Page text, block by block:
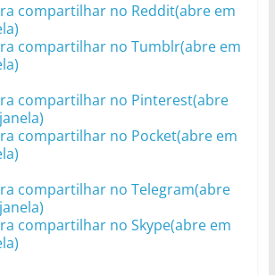
compartilhar no Reddit(abre em
compartilhar no Tumblr(abre em
compartilhar no Pinterest(abre
compartilhar no Pocket(abre em
compartilhar no Telegram(abre
compartilhar no Skype(abre em